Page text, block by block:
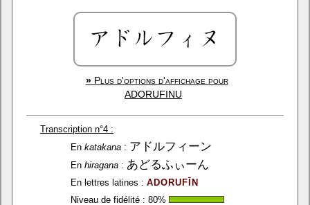
»Plus d'options d'affichage pour
ADORUFINU
Transcription n°4 :
En katakana: アドルフィーン
En hiragana: あどるふぃーん
En lettres latines : ADORUFĪN
Niveau de fidélité : 80%